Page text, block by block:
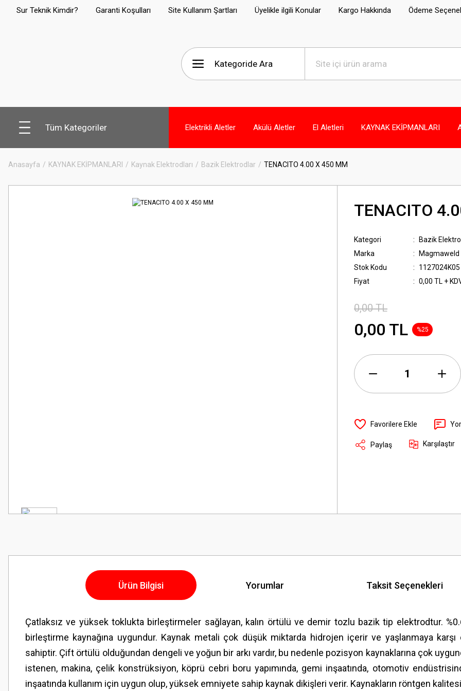
Sur Teknik Kimdir? Garanti Koşulları Site Kullanım Şartları Üyelikle ilgili Konular Kargo Hakkında Ödeme
Tüm Kategoriler Elektrikli Aletler Akülü Aletler El Aletleri KAYNAK EKİPMANLARI
Anasayfa KAYNAK EKİPMANLARI Kaynak Elektrodları Bazik Elektrodlar TENACITO 4.00 X 450 MM
TENACITO
Kategori
Bazik
Marka
Magmaweld
Stok Kodu
1127024K05
Fiyat
0,00 TL +
0,00 TL
0,00 TL %25
Paylaş Karşılaştır
Ürün Bilgisi Yorumlar Taksit Seçenekleri
Çatlaksız ve yüksek toklukta birleştirmeler sağlayan, kalın örtülü ve demir tozlu bazik tip elektrodtur.
birleştirme kaynağına uygundur. Kaynak metali çok düşük miktarda hidrojen içerir ve yaşlanmaya
sahiptir. Çift örtülü olduğundan dengeli ve yoğun bir arkı vardır, bu nedenle pozisyon kaynaklarına çok
istenen, makina, çelik konstrüksiyon, köprü cebri boru yapımında, gemi inşaatında, otomotiv
inşaatında kullanım için uygun olup, yüksek emniyete sahip kaynak dikişleri verir. Kaynakların röntgen